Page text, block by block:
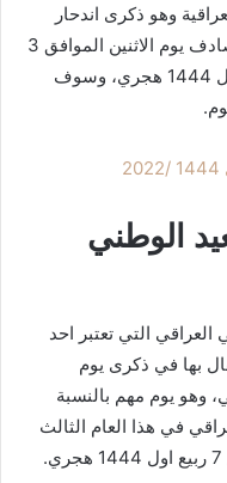
وهو ذكرى اندحار
الانتداب البريطاني عن العراق، والذي يصادف يوم الاثنين الموافق 3
اكتوبر 2022 ميلادي الموافق 7 ربيع الاول 1444 هجري، وسوف
الوطني
العراقي التي تعتبر احد
بها في ذكرى يوم
وهو يوم مهم بالنسبة
في هذا العام الثالث